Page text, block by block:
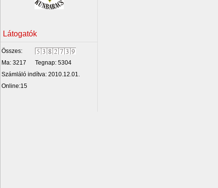
Látogatók
Összes:
Ma: 3217
Tegnap: 5304
Számláló indítva: 2010.12.01.
Online:15